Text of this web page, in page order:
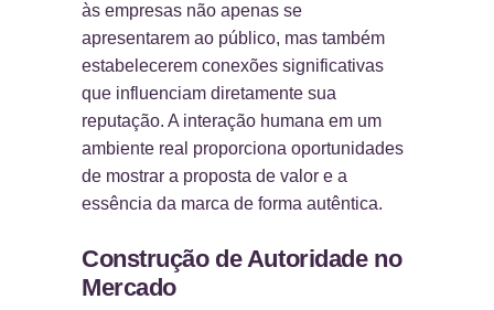
às empresas não apenas se
apresentarem ao público, mas também
estabelecerem conexões significativas
que influenciam diretamente sua
reputação. A interação humana em um
ambiente real proporciona oportunidades
de mostrar a proposta de valor e a
essência da marca de forma autêntica.
Construção de Autoridade no
Mercado